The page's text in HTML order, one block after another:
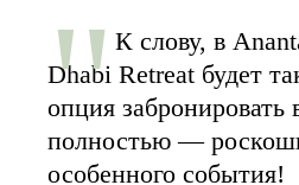
К слову, в
Dhabi Retreat будет
опция забронировать
полностью —
особенного события!